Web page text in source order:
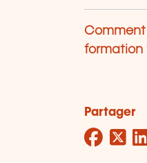
Comment
formation
Partager